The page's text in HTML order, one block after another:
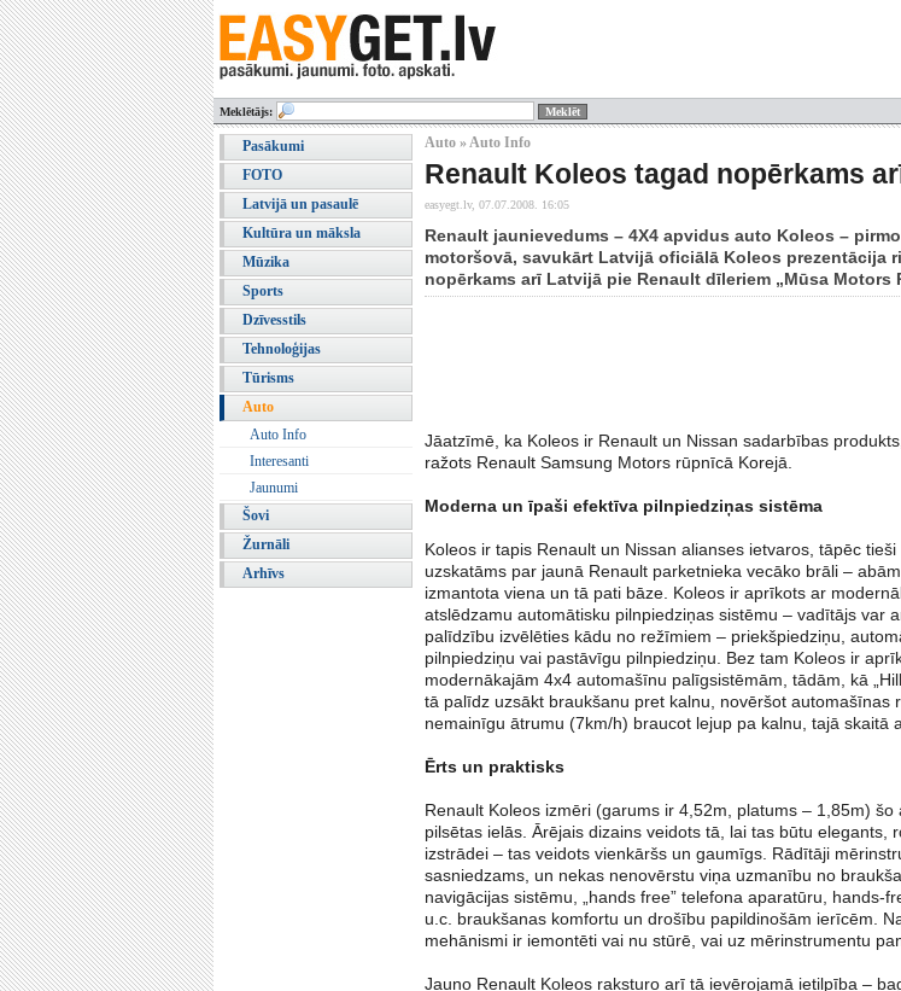
Meklētājs:
Pasākumi
FOTO
Latvijā un pasaulē
Kultūra un māksla
Mūzika
Sports
Dzīvesstils
Tehnoloģijas
Tūrisms
Auto
Auto Info
Interesanti
Jaunumi
Šovi
Žurnāli
Arhīvs
Auto » Auto Info
Renault Koleos tagad nopērkams
easyegt.lv, 07.07.2008. 16:05
Renault jaunievedums – 4X4 apvidus auto Koleos –
motoršovā, savukārt Latvijā oficiālā Koleos prezentācija
nopērkams arī Latvijā pie Renault dīleriem „Mūsa
Jāatzīmē, ka Koleos ir Renault un Nissan sadarbības
ražots Renault Samsung Motors rūpnīcā Korejā.
Moderna un īpaši efektīva pilnpiedziņas sistēma
Koleos ir tapis Renault un Nissan alianses ietvaros, tāpēc
uzskatāms par jaunā Renault parketnieka vecāko brāli –
izmantota viena un tā pati bāze. Koleos ir aprīkots ar
atslēdzamu automātisku pilnpiedziņas sistēmu – vadītājs var
palīdzību izvēlēties kādu no režīmiem – priekšpiedziņu,
pilnpiedziņu vai pastāvīgu pilnpiedziņu. Bez tam Koleos ir
modernākajām 4x4 automašīnu palīgsistēmām, tādām, kā
tā palīdz uzsākt braukšanu pret kalnu, novēršot automašīnas
nemainīgu ātrumu (7km/h) braucot lejup pa kalnu, tajā skaitā
Ērts un praktisks
Renault Koleos izmēri (garums ir 4,52m, platums – 1,85m)
pilsētas ielās. Ārējais dizains veidots tā, lai tas būtu
izstrādei – tas veidots vienkāršs un gaumīgs. Rādītāji
sasniedzams, un nekas nenovērstu viņa uzmanību no
navigācijas sistēmu, „hands free” telefona aparatūru,
u.c. braukšanas komfortu un drošību papildinošām ierīcēm.
mehānismi ir iemontēti vai nu stūrē, vai uz mērinstrumentu
Jauno Renault Koleos raksturo arī tā ievērojamā ietilpība –